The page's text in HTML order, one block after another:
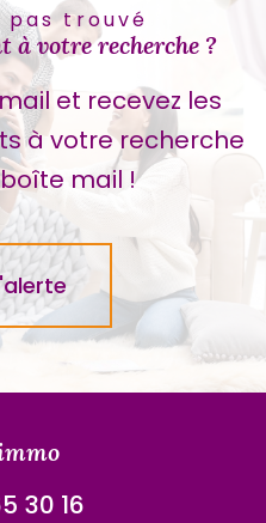
pas trouvé
à votre recherche ?
et recevez les
à votre recherche
mail !
30 16